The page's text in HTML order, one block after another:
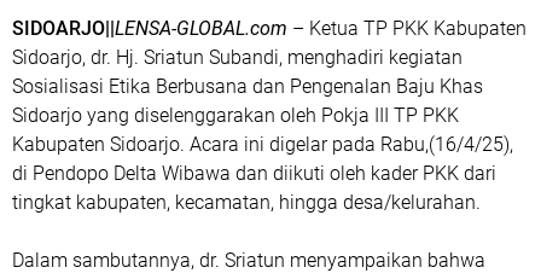
SIDOARJO||LENSA-GLOBAL.com – Ketua TP PKK Kabupaten
Sidoarjo, dr. Hj. Sriatun Subandi, menghadiri kegiatan
Sosialisasi Etika Berbusana dan Pengenalan Baju Khas
Sidoarjo yang diselenggarakan oleh Pokja III TP PKK
Kabupaten Sidoarjo. Acara ini digelar pada Rabu,(16/4/25),
di Pendopo Delta Wibawa dan diikuti oleh kader PKK dari
tingkat kabupaten, kecamatan, hingga desa/kelurahan.
Dalam sambutannya, dr. Sriatun menyampaikan bahwa